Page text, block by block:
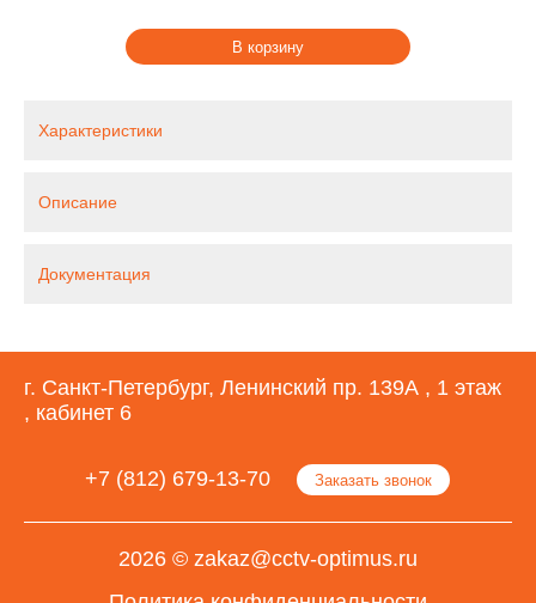
В корзину
Характеристики
Описание
Документация
г. Санкт-Петербург, Ленинский пр. 139А , 1 этаж
, кабинет 6
+7 (812) 679-13-70 Заказать звонок
2026 © zakaz@cctv-optimus.ru